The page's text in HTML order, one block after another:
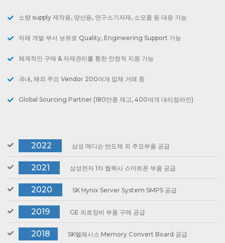
소량 supply 제작용, 양산용, 연구소기자재, 소모품 등 대응 가능
자체 개발 부서 보유로 Quality, Engineering Support 가능
체계적인 구매 & 자재관리를 통한 안정적 지원 가능
국내, 해외 주요 Vendor 200여개 업체 거래 중
Global Sourcing Partner (180만종 재고, 400여개 대리점라인)
2022 삼성 메디슨 반도체 외 주요부품 공급
2021 삼성전자 1차 협력사 스마트폰 부품 공급
2020 SK Hynix Server System SMPS 공급
2019 GE 의료장비 부품 구매 공급
2018 SK텔레시스 Memory Convert Board 공급